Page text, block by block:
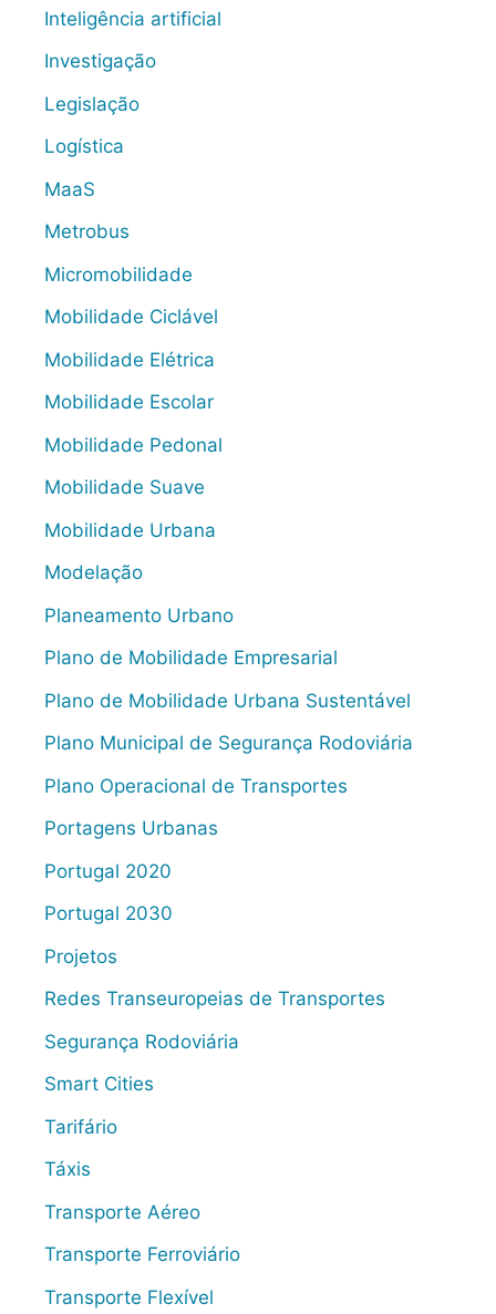
Inteligência artificial
Investigação
Legislação
Logística
MaaS
Metrobus
Micromobilidade
Mobilidade Ciclável
Mobilidade Elétrica
Mobilidade Escolar
Mobilidade Pedonal
Mobilidade Suave
Mobilidade Urbana
Modelação
Planeamento Urbano
Plano de Mobilidade Empresarial
Plano de Mobilidade Urbana Sustentável
Plano Municipal de Segurança Rodoviária
Plano Operacional de Transportes
Portagens Urbanas
Portugal 2020
Portugal 2030
Projetos
Redes Transeuropeias de Transportes
Segurança Rodoviária
Smart Cities
Tarifário
Táxis
Transporte Aéreo
Transporte Ferroviário
Transporte Flexível